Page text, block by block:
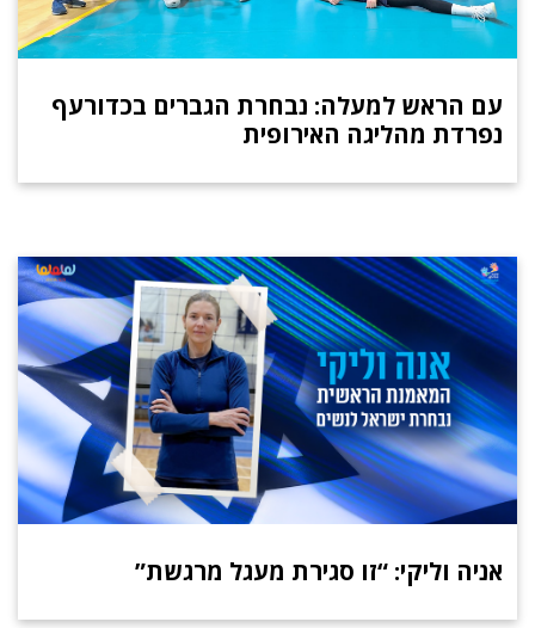
עם הראש למעלה: נבחרת הגברים בכדורעף
נפרדת מהליגה האירופית
אניה וליקי: “זו סגירת מעגל מרגשת”